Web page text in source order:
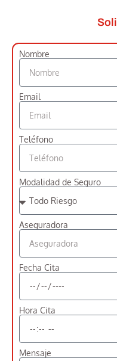
Nombre
Email
Teléfono
Modalidad de Seguro
Aseguradora
Fecha Cita
Hora Cita
Mensaje